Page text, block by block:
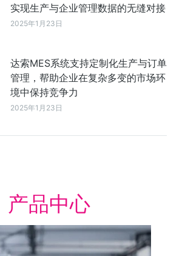
实现生产与企业管理数据的无缝对接
2025年1月23日
达索MES系统支持定制化生产与订单
管理，帮助企业在复杂多变的市场环
境中保持竞争力
2025年1月23日
产品中心